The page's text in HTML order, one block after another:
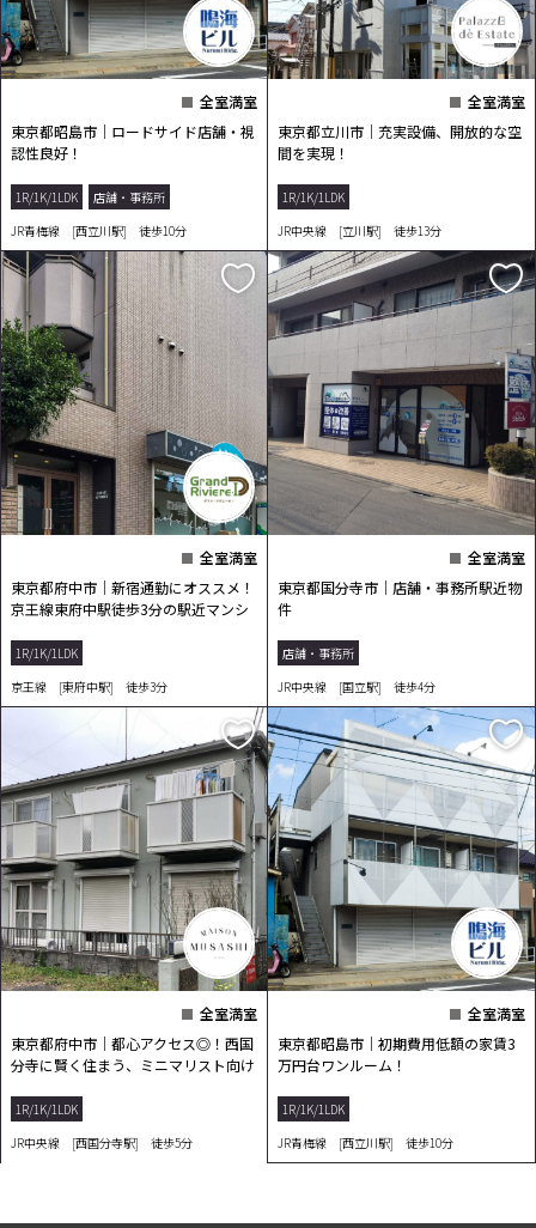
全室満室
東京都昭島市｜ロードサイド店舗・視
認性良好！
1R/1K/1LDK
店舗・事務所
JR青梅線 [西立川駅] 徒歩10分
全室満室
東京都立川市｜充実設備、開放的な空
間を実現！
1R/1K/1LDK
JR中央線 [立川駅] 徒歩13分
全室満室
東京都府中市｜新宿通勤にオススメ！
京王線東府中駅徒歩3分の駅近マンシ
1R/1K/1LDK
京王線 [東府中駅] 徒歩3分
全室満室
東京都国分寺市｜店舗・事務所駅近物
件
店舗・事務所
JR中央線 [国立駅] 徒歩4分
全室満室
東京都府中市｜都心アクセス◎！西国
分寺に賢く住まう、ミニマリスト向け
1R/1K/1LDK
JR中央線 [西国分寺駅] 徒歩5分
全室満室
東京都昭島市｜初期費用低額の家賃3
万円台ワンルーム！
1R/1K/1LDK
JR青梅線 [西立川駅] 徒歩10分